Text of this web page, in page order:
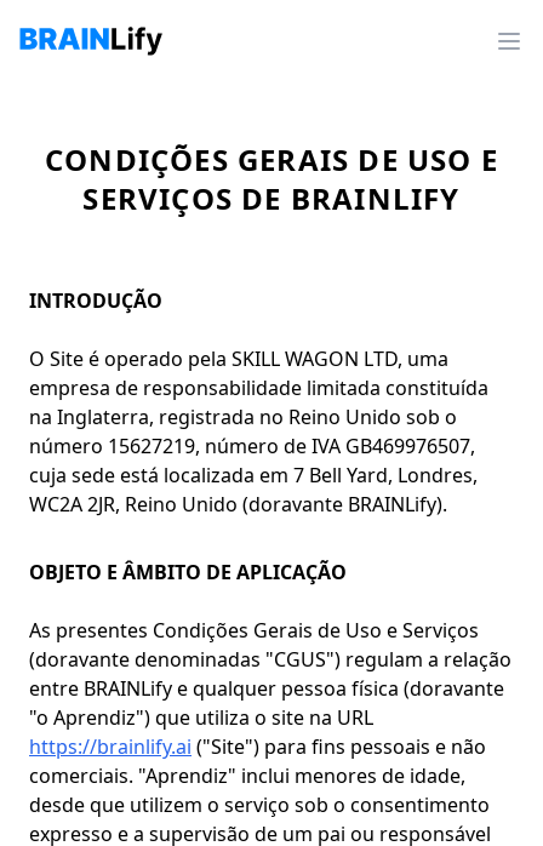
CONDIÇÕES GERAIS DE USO E
SERVIÇOS DE BRAINLIFY
INTRODUÇÃO
O Site é operado pela SKILL WAGON LTD, uma
empresa de responsabilidade limitada constituída
na Inglaterra, registrada no Reino Unido sob o
número 15627219, número de IVA GB469976507,
cuja sede está localizada em 7 Bell Yard, Londres,
WC2A 2JR, Reino Unido (doravante BRAINLify).
OBJETO E ÂMBITO DE APLICAÇÃO
As presentes Condições Gerais de Uso e Serviços
(doravante denominadas "CGUS") regulam a relação
entre BRAINLify e qualquer pessoa física (doravante
"o Aprendiz") que utiliza o site na URL
https://brainlify.ai ("Site") para fins pessoais e não
comerciais. "Aprendiz" inclui menores de idade,
desde que utilizem o serviço sob o consentimento
expresso e a supervisão de um pai ou responsável